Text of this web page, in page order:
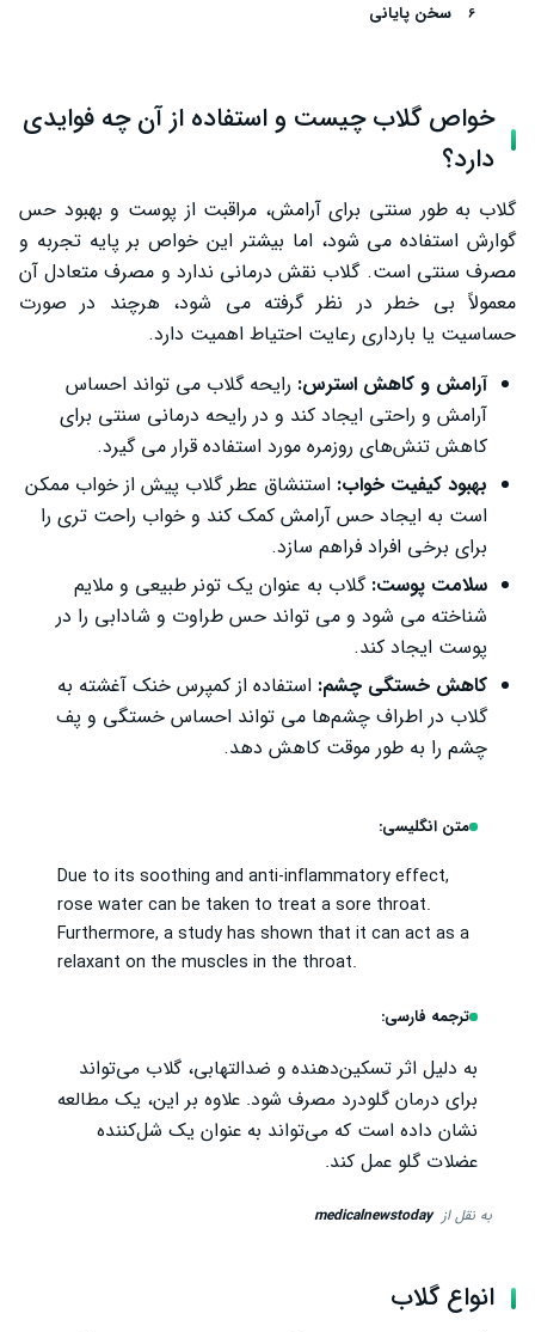
سخن پایانی
خواص گلاب چیست و استفاده از آن چه فوایدی
دارد؟
گلاب به ‌طور سنتی برای آرامش، مراقبت از پوست و بهبود حس
گوارش استفاده می ‌شود، اما بیشتر این خواص بر پایه تجربه و
مصرف سنتی است. گلاب نقش درمانی ندارد و مصرف متعادل آن
معمولاً بی‌ خطر در نظر گرفته می ‌شود، هرچند در صورت
حساسیت یا بارداری رعایت احتیاط اهمیت دارد.
آرامش و کاهش استرس: رایحه گلاب می ‌تواند احساس
آرامش و راحتی ایجاد کند و در رایحه‌ درمانی سنتی برای
کاهش تنش‌های روزمره مورد استفاده قرار می‌ گیرد.
بهبود کیفیت خواب: استنشاق عطر گلاب پیش از خواب ممکن
است به ایجاد حس آرامش کمک کند و خواب راحت‌ تری را
برای برخی افراد فراهم سازد.
سلامت پوست: گلاب به عنوان یک تونر طبیعی و ملایم
شناخته می‌ شود و می ‌تواند حس طراوت و شادابی را در
پوست ایجاد کند.
کاهش خستگی چشم: استفاده از کمپرس خنک آغشته به
گلاب در اطراف چشم‌ها می‌ تواند احساس خستگی و پف
چشم را به طور موقت کاهش دهد.
متن انگلیسی:
Due to its soothing and anti-inflammatory effect,
rose water can be taken to treat a sore throat.
Furthermore, a study has shown that it can act as a
relaxant on the muscles in the throat.
ترجمه فارسی:
به دلیل اثر تسکین‌دهنده و ضدالتهابی، گلاب می‌تواند
برای درمان گلودرد مصرف شود. علاوه بر این، یک مطالعه
نشان داده است که می‌تواند به عنوان یک شل‌کننده
عضلات گلو عمل کند.
به نقل از medicalnewstoday
انواع گلاب